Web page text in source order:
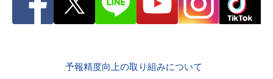
予報精度向上の取り組みについて